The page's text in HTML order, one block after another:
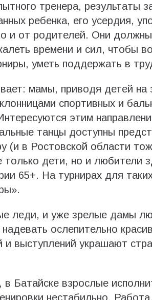
тренера, результаты
ребенка, его усердия,
и от родителей. Они
времени и сил, чтобы
уметь поддержать в
мамы, приводя детей на
спортивных и
этим
танцы доступны
(и в Ростовской области
только дети, но и любители
65+. На турнирах для
леди, и уже зрелые дамы
ослепительно
и выступлений украшают
Батайске взрослые
нестабильно.